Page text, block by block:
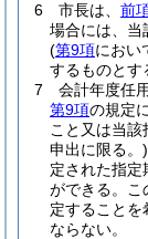
6
市長は、 前
場合には、当
(第9項におい
するものとす
7
会計年度任
第9項の規定
こと又は当
申出に限る。)
定された指定
ができる。
こ
定すること
ならない。